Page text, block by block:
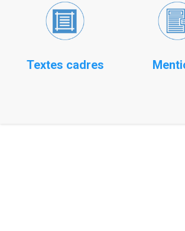
Textes cadres